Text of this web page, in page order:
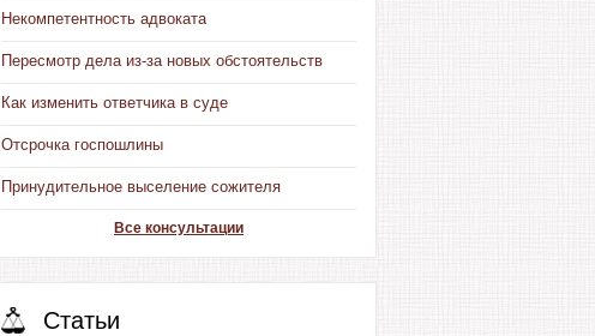
Некомпетентность адвоката
Пересмотр дела из-за новых обстоятельств
Как изменить ответчика в суде
Отсрочка госпошлины
Принудительное выселение сожителя
Все консультации
Статьи